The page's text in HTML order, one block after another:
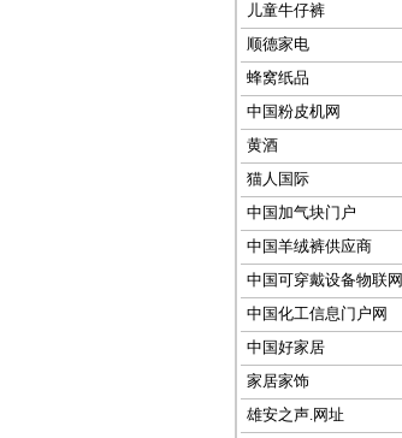
儿童牛仔裤
顺德家电
蜂窝纸品
中国粉皮机网
黄酒
猫人国际
中国加气块门户
中国羊绒裤供应商
中国可穿戴设备物联网
中国化工信息门户网
中国好家居
家居家饰
雄安之声.网址